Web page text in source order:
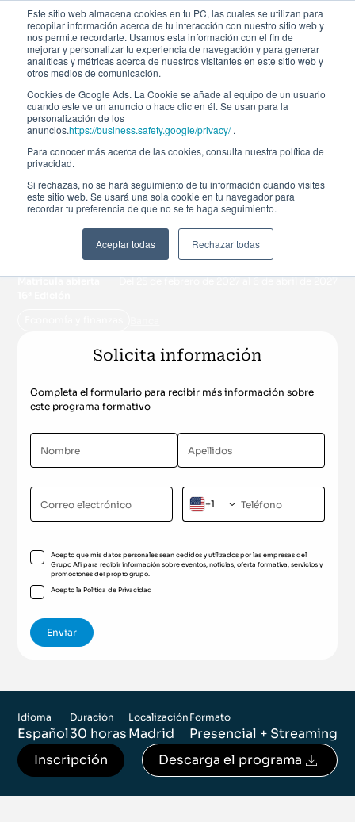
Este sitio web almacena cookies en tu PC, las cuales se utilizan para
recopilar información acerca de tu interacción con nuestro sitio web y
nos permite recordarte. Usamos esta información con el fin de
mejorar y personalizar tu experiencia de navegación y para generar
analíticas y métricas acerca de nuestros visitantes en este sitio web y
otros medios de comunicación.
Cookies de Google Ads. La Cookie se añade al equipo de un usuario
cuando este ve un anuncio o hace clic en él. Se usan para la
personalización de los
anuncios.https://business.safety.google/privacy/.
Para conocer más acerca de las cookies, consulta nuestra política de
privacidad.
Si rechazas, no se hará seguimiento de tu información cuando visites
este sitio web. Se usará una sola cookie en tu navegador para
recordar tu preferencia de que no se te haga seguimiento.
Aceptar todas Rechazar todas
Curso de especialización
Gestión de la solvencia
y regulación prudencial
y de resolución
Solicita información
Completa el formulario para recibir más información sobre
este programa formativo
+1
Acepto que mis datos personales sean cedidos y utilizados por las empresas del
Grupo Afi para recibir información sobre eventos, noticias, oferta formativa, servicios y
promociones del propio grupo.
Acepto laPolítica de Privacidad
Idioma
Español
Duración
30 horas
Localización
Madrid
Formato
Presencial + Streaming
Inscripción
Descarga el programa